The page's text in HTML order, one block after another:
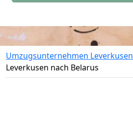
Umzugsunternehmen Leverkusen
Leverkusen nach Belarus